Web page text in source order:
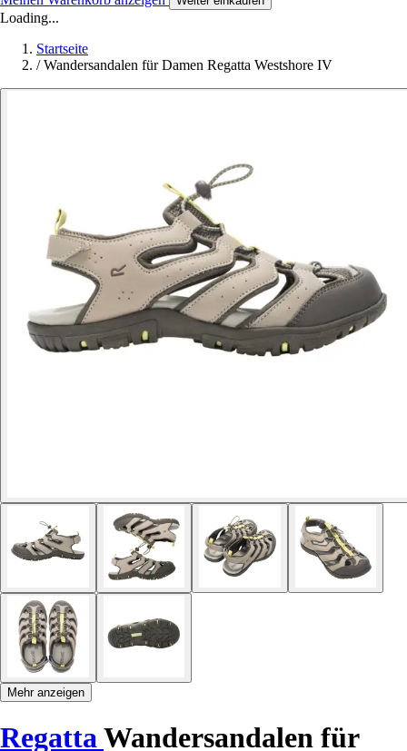
Loading...
Startseite
/ Wandersandalen für Damen Regatta Westshore IV
Mehr anzeigen
Regatta Wandersandalen für